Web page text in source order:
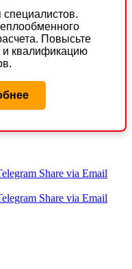
Повысьте
и квалификацию
Share via Email
Share via Email